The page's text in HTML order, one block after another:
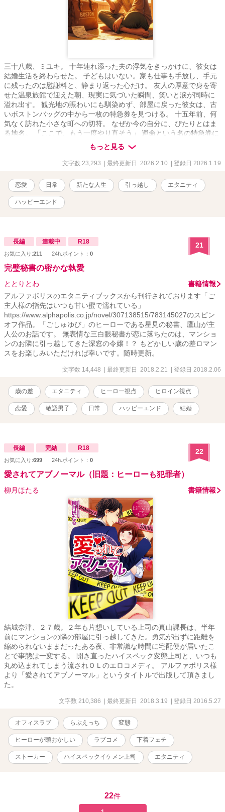
三十八歳、ミユキ。 十年連れ添った夫の浮気をきっかけに、彼女は
結婚生活を終わらせた。 子どもはいない。家も仕事も手放し、手元
に残ったのは慰謝料と、静まり返った心だけ。 友人の厚意で身を寄
せた温泉旅館で迎えた朝、現実に気づいた瞬間、笑いと涙が同時に
溢れ出す。 観光地の賑わいにも馴染めず、部屋に戻った彼女は、古
いボストンバッグの中から一枚の特急券を見つける。 十五年前、何
気なく訪れた小さな町への切符。 なぜか今の自分に、ぴたりとはま
る地名。 「ここで、もう一度やり直そう」 運命という名の特急券に
身を委ね、彼女は知らない街へと向かう。 これは、新しい人生に踏
み出す“おばさん”の、再出発の物語。
もっと見る
文字数 23,293 | 最終更新日 2026.2.10 | 登録日 2026.1.19
恋愛 日常 新たな人生 引っ越し エタニティ
ハッピーエンド
長編 連載中 R18
お気に入り:211 24h.ポイント： 0
21
完璧秘書の密かな執愛
ととりとわ
書籍情報
アルファポリスのエタニティブックスから刊行されております「ご
主人様の指先はいつも甘い蜜で濡れている」
https://www.alphapolis.co.jp/novel/307138515/783145027のスピン
オフ作品。「ごしゅゆび」のヒーローである星見の秘書、鷹山が主
人公のお話です。 無表情な三白眼秘書が恋に落ちたのは、マンショ
ンのお隣に引っ越してきた深窓の令嬢！？ もどかしい歳の差ロマン
スをお楽しみいただければ幸いです。随時更新。
文字数 14,448 | 最終更新日 2018.2.21 | 登録日 2018.2.06
歳の差 エタニティ ヒーロー視点 ヒロイン視点
恋愛 敬語男子 日常 ハッピーエンド 結婚
長編 完結 R18
お気に入り:699 24h.ポイント： 0
22
愛されてアブノーマル（旧題：ヒーローも犯罪者）
柳月ほたる 書籍情報
結城奈津、２７歳。２年も片想いしている上司の真山課長は、半年
前にマンションの隣の部屋に引っ越してきた。勇気が出ずに距離を
縮められないままだったある夜、非常識な時間に宅配便が届いたこ
とで事態は一変する。 開き直ったハイスペック変態上司と、いつも
丸め込まれてしまう流されＯＬのエロコメディ。 アルファポリス様
より「愛されてアブノーマル」というタイトルで出版して頂きまし
た。
文字数 210,386 | 最終更新日 2018.3.19 | 登録日 2016.5.27
オフィスラブ らぶえっち 変態
ヒーローが頭おかしい ラブコメ 下着フェチ
ストーカー ハイスペックイケメン上司 エタニティ
22件